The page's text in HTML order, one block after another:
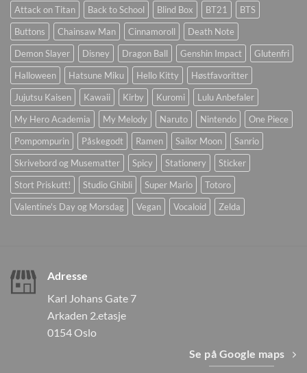
Attack on Titan Back to School Blind Box BT21
BTS
Buttons
Chainsaw Man Cinnamoroll
Death Note
Demon Slayer
Disney Dragon Ball Genshin Impact
Glutenfri
Halloween
Hatsune Miku Hello Kitty
Høstfavoritter
Jujutsu Kaisen
Kawaii Kirby Kuromi
Lulu Anbefaler
My Hero Academia
My Melody Naruto Nintendo
One Piece
Pompompurin
Påskegodt Ramen Sailor Moon
Sanrio
Skrivebord og Musematter
Spicy Stationery
Sticker
Stort Priskutt!
Studio Ghibli Super Mario
Totoro
Valentine's Day og Morsdag
Vegan Vocaloid Zelda
Adresse
Karl Johans Gate 7
Arkaden 2.etasje
0154 Oslo
Se på Google maps